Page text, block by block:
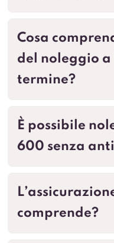
Cosa
del noleggio a
termine?
È possibile
600 senza
comprende?